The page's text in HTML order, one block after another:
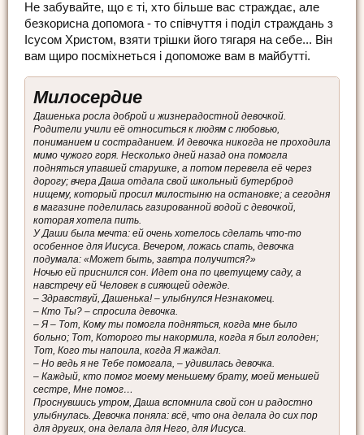
Не забувайте, що є ті, хто більше вас страждає, але
безкорисна допомога - то співчуття і поділ страждань з
Ісусом Христом, взяти трішки його тягаря на себе... Він
вам щиро посміхнеться і допоможе вам в майбутті.
Милосердие
Дашенька росла доброй и жизнерадостной девочкой.
Родители учили её относиться к людям с любовью,
пониманием и состраданием. И девочка никогда не проходила
мимо чужого горя. Несколько дней назад она помогла
подняться упавшей старушке, а потом перевела её через
дорогу; вчера Даша отдала свой школьный бутерброд
нищему, который просил милостыню на остановке; а сегодня
в магазине поделилась газированной водой с девочкой,
которая хотела пить.
У Даши была мечта: ей очень хотелось сделать что-то
особенное для Иисуса. Вечером, ложась спать, девочка
подумала: «Может быть, завтра получится?»
Ночью ей приснился сон. Идет она по цветущему саду, а
навстречу ей Человек в сияющей одежде.
– Здравствуй, Дашенька! – улыбнулся Незнакомец.
– Кто Ты? – спросила девочка.
– Я – Тот, Кому ты помогла подняться, когда мне было
больно; Тот, Которого ты накормила, когда я был голоден;
Тот, Кого ты напоила, когда Я жаждал.
– Но ведь я не Тебе помогала, – удивилась девочка.
– Каждый, кто помог моему меньшему брату, моей меньшей
сестре, Мне помог…
Проснувшись утром, Даша вспомнила свой сон и радостно
улыбнулась. Девочка поняла: всё, что она делала до сих пор
для других, она делала для Него, для Иисуса.